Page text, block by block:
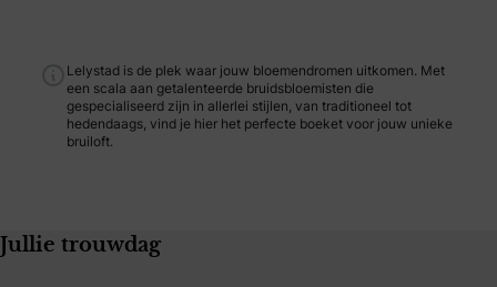
Lelystad is de plek waar jouw bloemendromen uitkomen. Met
een scala aan getalenteerde bruidsbloemisten die
gespecialiseerd zijn in allerlei stijlen, van traditioneel tot
hedendaags, vind je hier het perfecte boeket voor jouw unieke
bruiloft.
Jullie trouwdag